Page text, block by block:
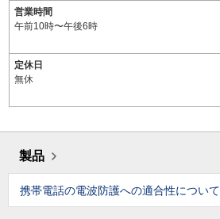
営業時間
午前10時〜午後6時
定休日
無休
製品
携帯電話の電波防護への適合性について